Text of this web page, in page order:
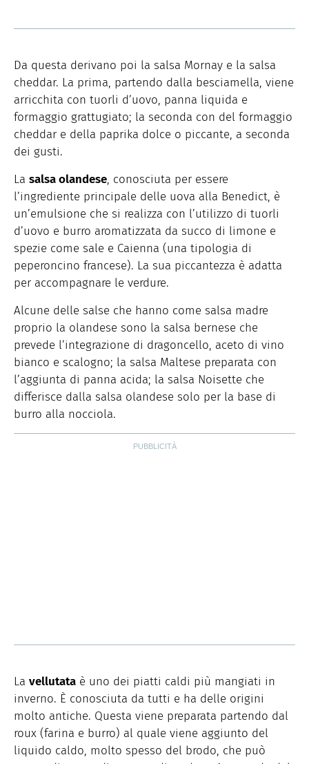
Da questa derivano poi la salsa Mornay e la salsa
cheddar. La prima, partendo dalla besciamella, viene
arricchita con tuorli d’uovo, panna liquida e
formaggio grattugiato; la seconda con del formaggio
cheddar e della paprika dolce o piccante, a seconda
dei gusti.
La salsa olandese, conosciuta per essere
l’ingrediente principale delle uova alla Benedict, è
un’emulsione che si realizza con l’utilizzo di tuorli
d’uovo e burro aromatizzata da succo di limone e
spezie come sale e Caienna (una tipologia di
peperoncino francese). La sua piccantezza è adatta
per accompagnare le verdure.
Alcune delle salse che hanno come salsa madre
proprio la olandese sono la salsa bernese che
prevede l’integrazione di dragoncello, aceto di vino
bianco e scalogno; la salsa Maltese preparata con
l’aggiunta di panna acida; la salsa Noisette che
differisce dalla salsa olandese solo per la base di
burro alla nocciola.
La vellutata è uno dei piatti caldi più mangiati in
inverno. È conosciuta da tutti e ha delle origini
molto antiche. Questa viene preparata partendo dal
roux (farina e burro) al quale viene aggiunto del
liquido caldo, molto spesso del brodo, che può